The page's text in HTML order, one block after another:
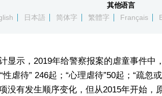
其他语言
日本語 简体字 繁體字 Français
显示，2019年给警察报案的虐童事件中
性虐待” 246起；“心理虐待”50起；“疏忽
没有发生顺序变化，但从2015年开始，